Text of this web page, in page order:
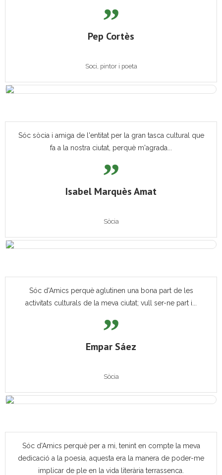
Pep Cortès
Soci, pintor i poeta
Sóc sòcia i amiga de l'entitat per la gran tasca cultural que
fa a la nostra ciutat, perquè m'agrada...
Isabel Marquès Amat
Sòcia
Sóc d'Amics perquè aglutinen una bona part de les
activitats culturals de la meva ciutat; vull ser-ne part i...
Empar Sáez
Sòcia
Sóc d'Amics perquè per a mi, tenint en compte la meva
dedicació a la poesia, aquesta era la manera de poder-me
implicar de ple en la vida literària terrassenca.